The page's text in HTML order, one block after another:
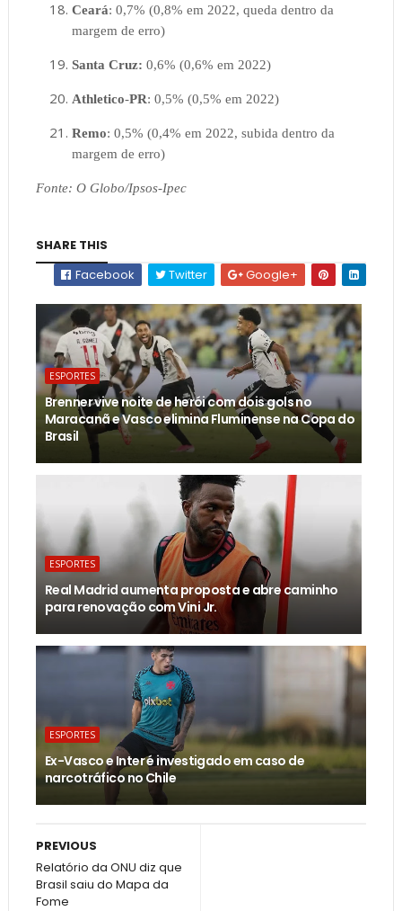
Ceará: 0,7% (0,8% em 2022, queda dentro da
margem de erro)
Santa Cruz: 0,6% (0,6% em 2022)
Athletico-PR: 0,5% (0,5% em 2022)
Remo: 0,5% (0,4% em 2022, subida dentro da
margem de erro)
Fonte: O Globo/Ipsos-Ipec
SHARE THIS
Facebook
Twitter Google+
ESPORTES
Brenner vive noite de herói com dois gols no
Maracanã e Vasco elimina Fluminense na Copa do
Brasil
ESPORTES
Real Madrid aumenta proposta e abre caminho
para renovação com Vini Jr.
ESPORTES
Ex-Vasco e Inter é investigado em caso de
narcotráfico no Chile
PREVIOUS
Relatório da ONU diz que
Brasil saiu do Mapa da
Fome